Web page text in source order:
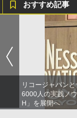
おすすめ記事
リコージャパン
6000人の実践ノ
H」を展開へ